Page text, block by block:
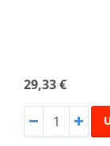
29,33 €